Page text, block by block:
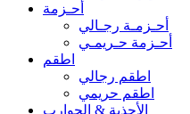
أحـزمة
أحـزمـة رجـالي
أحـزمة حـريمـي
اطقم
اطقم رجالي
اطقم حريمي
الأحذية & الجوارب